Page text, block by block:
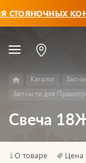
стояночных
Каталог
Запчасти для
Свеча
О товаре Цена